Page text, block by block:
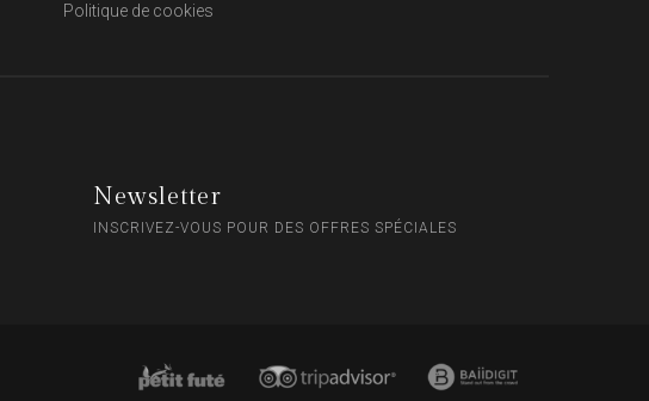
Politique de cookies
Newsletter
INSCRIVEZ-VOUS POUR DES OFFRES SPÉCIALES